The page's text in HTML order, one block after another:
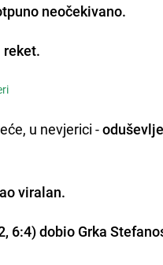
neočekivano.
u nevjerici -
viralan.
6:4) dobio Grka